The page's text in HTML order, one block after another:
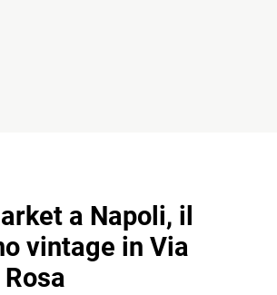
a Napoli, il
vintage in Via